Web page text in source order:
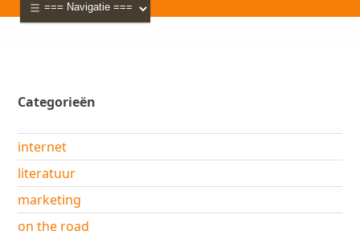
Categorieën
internet
literatuur
marketing
on the road